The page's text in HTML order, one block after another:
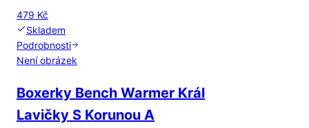
479 Kč
Skladem
Podrobnosti
Není obrázek
Boxerky Bench Warmer Král
Lavičky S Korunou A